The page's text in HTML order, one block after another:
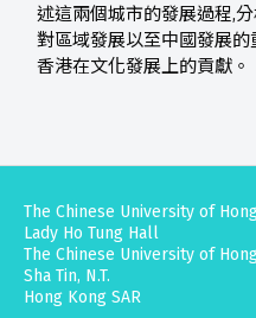
述這兩個城市的發展過程,
對區域發展以至中國發展
香港在文化發展上的貢獻。
The Chinese University of
Lady Ho Tung Hall
The Chinese University of
Sha Tin, N.T.
Hong Kong SAR